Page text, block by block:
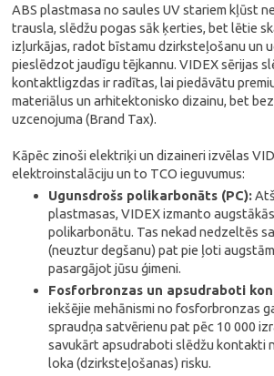
ABS plastmasa no saules UV stariem kļūst
trausla, slēdžu pogas sāk ķerties, bet lētie
izļurkājas, radot bīstamu dzirksteļošanu un
pieslēdzot jaudīgu tējkannu. VIDEX sērijas
kontaktligzdas ir radītas, lai piedāvātu
materiālus un arhitektonisko dizainu, bet
uzcenojuma (Brand Tax).
Kāpēc zinoši elektriķi un dizaineri izvēlas
elektroinstalāciju un to TCO ieguvumus:
Ugunsdrošs polikarbonāts (PC):
plastmasas, VIDEX izmanto
polikarbonātu. Tas nekad nedzeltēs
(neuztur degšanu) pat pie ļoti
pasargājot jūsu ģimeni.
Fosforbronzas un apsudraboti
iekšējie mehānismi no fosforbronzas
spraudņa satvērienu pat pēc 10 000
savukārt apsudraboti slēdžu kontakti
loka (dzirksteļošanas) risku.